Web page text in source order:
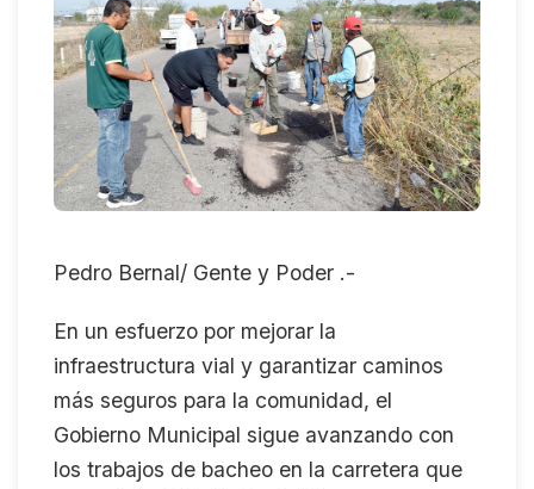
Pedro Bernal/ Gente y Poder .-
En un esfuerzo por mejorar la
infraestructura vial y garantizar caminos
más seguros para la comunidad, el
Gobierno Municipal sigue avanzando con
los trabajos de bacheo en la carretera que